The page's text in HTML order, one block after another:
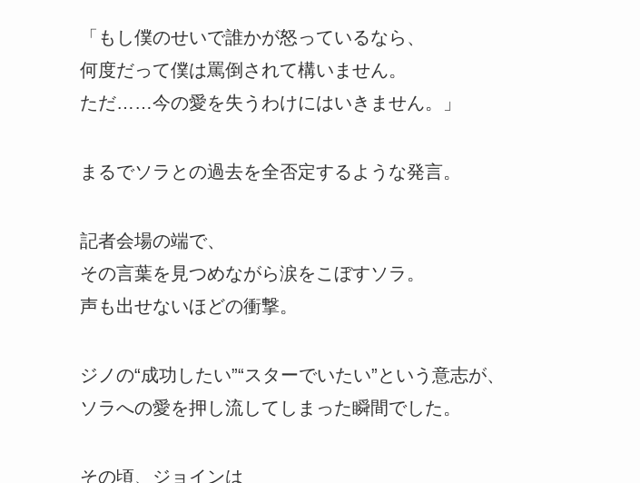
「もし僕のせいで誰かが怒っているなら、
何度だって僕は罵倒されて構いません。
ただ……今の愛を失うわけにはいきません。」
まるでソラとの過去を全否定するような発言。
記者会場の端で、
その言葉を見つめながら涙をこぼすソラ。
声も出せないほどの衝撃。
ジノの“成功したい”“スターでいたい”という意志が、
ソラへの愛を押し流してしまった瞬間でした。
その頃、ジョインは